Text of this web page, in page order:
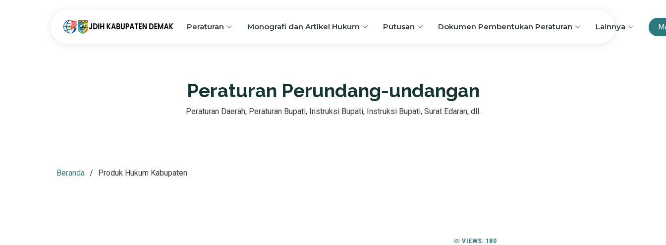
Peraturan Monografi dan Artikel Hukum Putusan Dokumen Pembentukan Peraturan Lainnya
Peraturan Perundang-undangan
Peraturan Daerah, Peraturan Bupati, Instruksi Bupati, Instruksi Bupati, Surat Edaran, dll.
Beranda Produk Hukum Kabupaten
VIEWS: 180